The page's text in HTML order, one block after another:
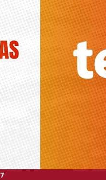
5